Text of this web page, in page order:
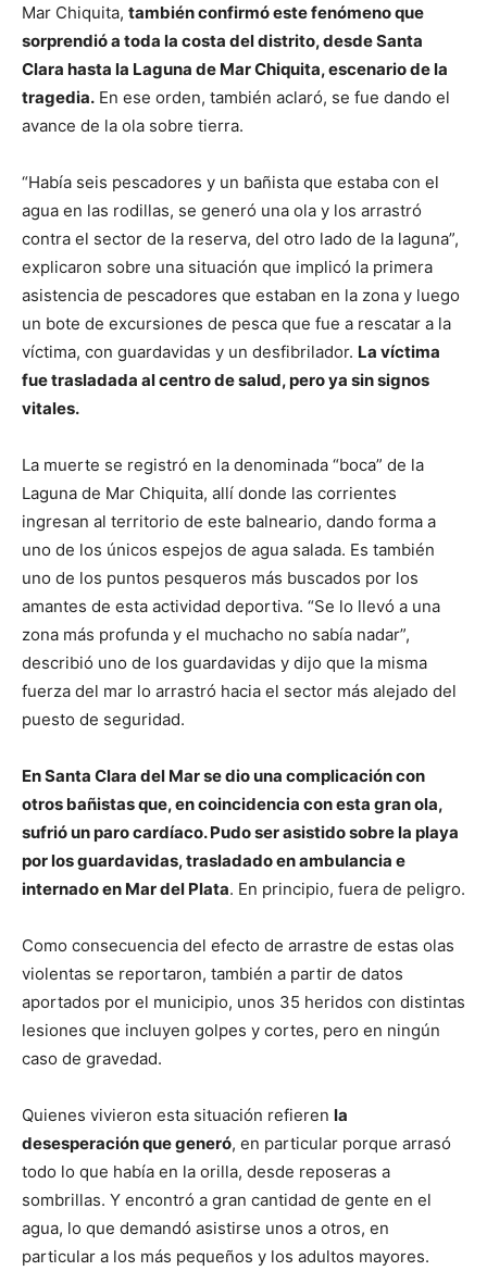
Mar Chiquita, también confirmó este fenómeno que
sorprendió a toda la costa del distrito, desde Santa
Clara hasta la Laguna de Mar Chiquita, escenario de la
tragedia. En ese orden, también aclaró, se fue dando el
avance de la ola sobre tierra.
“Había seis pescadores y un bañista que estaba con el
agua en las rodillas, se generó una ola y los arrastró
contra el sector de la reserva, del otro lado de la laguna”,
explicaron sobre una situación que implicó la primera
asistencia de pescadores que estaban en la zona y luego
un bote de excursiones de pesca que fue a rescatar a la
víctima, con guardavidas y un desfibrilador. La víctima
fue trasladada al centro de salud, pero ya sin signos
vitales.
La muerte se registró en la denominada “boca” de la
Laguna de Mar Chiquita, allí donde las corrientes
ingresan al territorio de este balneario, dando forma a
uno de los únicos espejos de agua salada. Es también
uno de los puntos pesqueros más buscados por los
amantes de esta actividad deportiva. “Se lo llevó a una
zona más profunda y el muchacho no sabía nadar”,
describió uno de los guardavidas y dijo que la misma
fuerza del mar lo arrastró hacia el sector más alejado del
puesto de seguridad.
En Santa Clara del Mar se dio una complicación con
otros bañistas que, en coincidencia con esta gran ola,
sufrió un paro cardíaco. Pudo ser asistido sobre la playa
por los guardavidas, trasladado en ambulancia e
internado en Mar del Plata. En principio, fuera de peligro.
Como consecuencia del efecto de arrastre de estas olas
violentas se reportaron, también a partir de datos
aportados por el municipio, unos 35 heridos con distintas
lesiones que incluyen golpes y cortes, pero en ningún
caso de gravedad.
Quienes vivieron esta situación refieren la
desesperación que generó, en particular porque arrasó
todo lo que había en la orilla, desde reposeras a
sombrillas. Y encontró a gran cantidad de gente en el
agua, lo que demandó asistirse unos a otros, en
particular a los más pequeños y los adultos mayores.